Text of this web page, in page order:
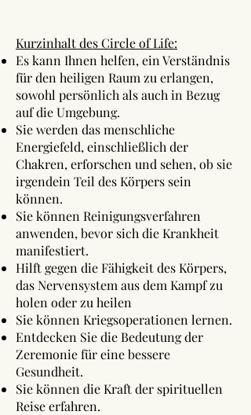
Kurzinhalt des Circle of Life:
Es kann Ihnen helfen, ein Verständnis
für den heiligen Raum zu erlangen,
sowohl persönlich als auch in Bezug
auf die Umgebung.
Sie werden das menschliche
Energiefeld, einschließlich der
Chakren, erforschen und sehen, ob sie
irgendein Teil des Körpers sein
können.
Sie können Reinigungsverfahren
anwenden, bevor sich die Krankheit
manifestiert.
Hilft gegen die Fähigkeit des Körpers,
das Nervensystem aus dem Kampf zu
holen oder zu heilen
Sie können Kriegsoperationen lernen.
Entdecken Sie die Bedeutung der
Zeremonie für eine bessere
Gesundheit.
Sie können die Kraft der spirituellen
Reise erfahren.